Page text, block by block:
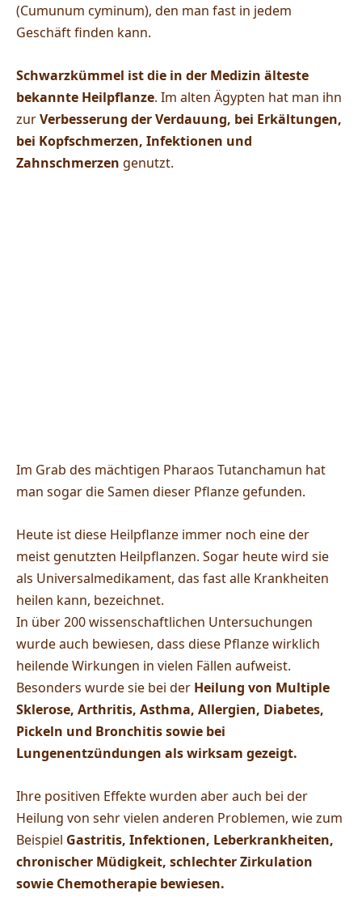
(Cumunum cyminum), den man fast in jedem
Geschäft finden kann.
Schwarzkümmel ist die in der Medizin älteste
bekannte Heilpflanze. Im alten Ägypten hat man ihn
zurVerbesserung der Verdauung, bei Erkältungen,
bei Kopfschmerzen, Infektionen und
Zahnschmerzen genutzt.
Im Grab des mächtigen Pharaos Tutanchamun hat
man sogar die Samen dieser Pflanze gefunden.
Heute ist diese Heilpflanze immer noch eine der
meist genutzten Heilpflanzen. Sogar heute wird sie
als Universalmedikament, das fast alle Krankheiten
heilen kann, bezeichnet.
In über 200 wissenschaftlichen Untersuchungen
wurde auch bewiesen, dass diese Pflanze wirklich
heilende Wirkungen in vielen Fällen aufweist.
Besonders wurde sie bei der Heilung von Multiple
Sklerose, Arthritis, Asthma, Allergien, Diabetes,
Pickeln und Bronchitis sowie bei
Lungenentzündungen als wirksam gezeigt.
Ihre positiven Effekte wurden aber auch bei der
Heilung von sehr vielen anderen Problemen, wie zum
Beispiel Gastritis, Infektionen, Leberkrankheiten,
chronischer Müdigkeit, schlechter Zirkulation
sowie Chemotherapie bewiesen.